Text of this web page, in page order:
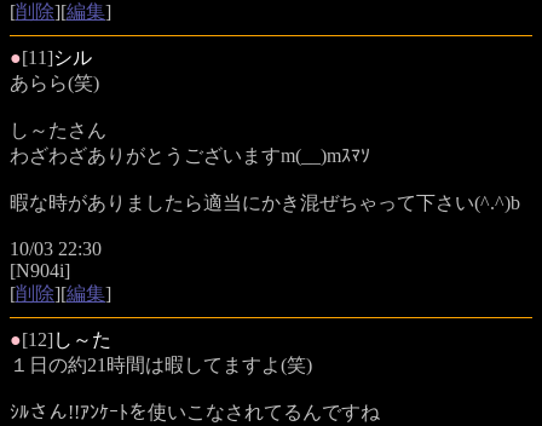
[削除][編集]
●[11]シル
あらら(笑)
し～たさん
わざわざありがとうございますm(__)mｽﾏｿ
暇な時がありましたら適当にかき混ぜちゃって下さい(^.^)b
10/03 22:30
[N904i]
[削除][編集]
●[12]し～た
１日の約21時間は暇してますよ(笑)
ｼﾙさん!!ｱﾝｹｰﾄを使いこなされてるんですね